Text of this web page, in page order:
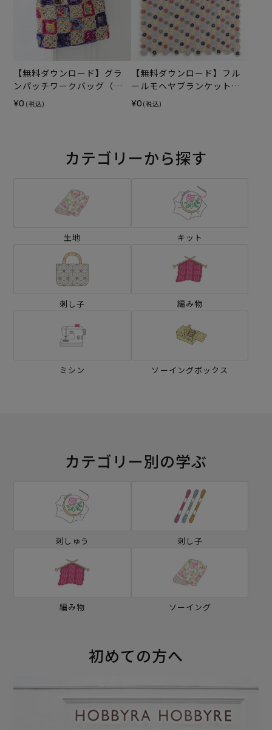
【無料ダウンロード】グラ
ンパッチワークバッグ（レ
シピ）
¥0 (税込)
【無料ダウンロード】フル
ールモヘヤブランケット
（レシピ）
¥0 (税込)
カテゴリーから探す
生地 キット
刺し子 編み物
ミシン ソーイングボックス
カテゴリー別の学ぶ
刺しゅう 刺し子
編み物 ソーイング
初めての方へ